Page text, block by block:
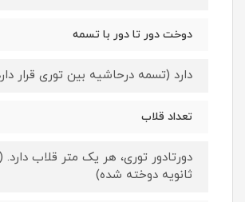
دوخت دور تا دور با تسمه
دارد (تسمه درحاشیه بین توری قرار
تعداد قلاب
دورتادور توری، هر یک متر قلاب دارد.
ثانویه دوخته شده)